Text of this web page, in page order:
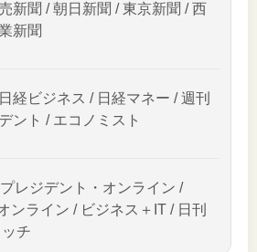
新聞 / 朝日新聞 / 東京新聞 / 西
新聞
経ビジネス / 日経マネー / 週刊
ント / エコノミスト
レジデント・オンライン /
ンライン / ビジネス＋IT / 日刊
チ